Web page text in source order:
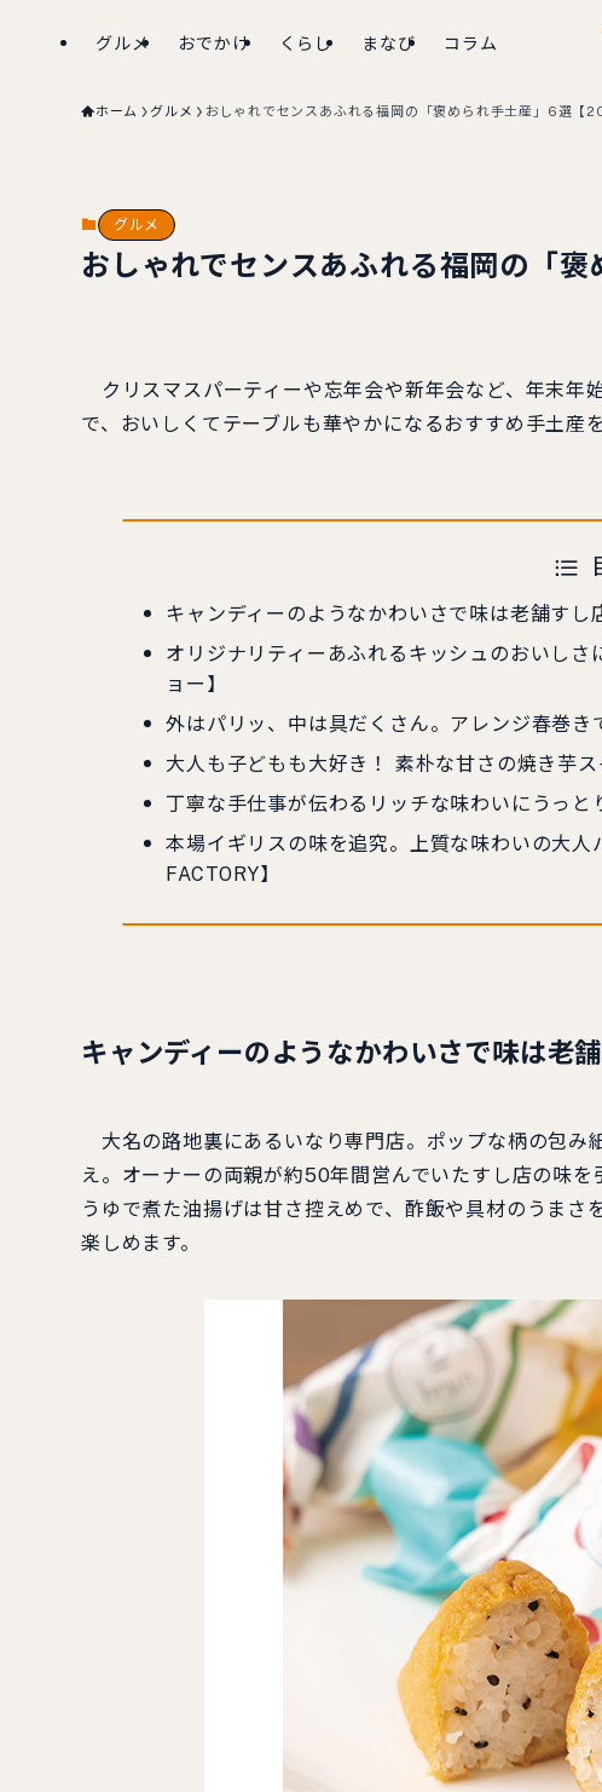
グルメ おでかけ くらし まなび コラム
ホーム グルメ おしゃれでセンスあふれる福岡の「褒められ手土産」6選【
グルメ
おしゃれでセンスあふれる福岡の「
クリスマスパーティーや忘年会や新年会など、年末年
で、おいしくてテーブルも華やかになるおすすめ手土産
キャンディーのようなかわいさで味は老舗す
オリジナリティーあふれるキッシュのおいし
ョー】
外はパリッ、中は具だくさん。アレンジ春巻き
大人も子どもも大好き！ 素朴な甘さの焼き芋ス
丁寧な手仕事が伝わるリッチな味わいにうっ
本場イギリスの味を追究。上質な味わいの大
FACTORY】
キャンディーのようなかわいさで味は
大名の路地裏にあるいなり専門店。ポップな柄の包み
え。オーナーの両親が約50年間営んでいたすし店の味
うゆで煮た油揚げは甘さ控えめで、酢飯や具材のうま
楽しめます。